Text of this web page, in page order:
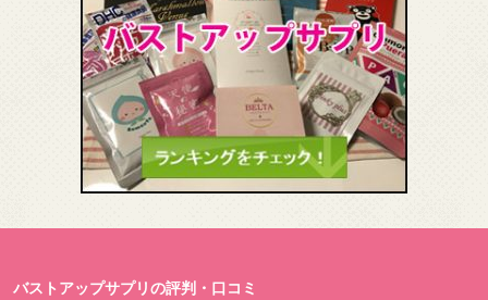
バストアップサプリの評判・口コミ